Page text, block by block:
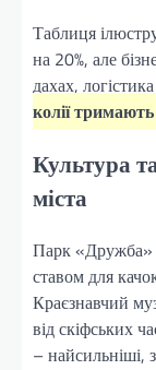
Таблиця
на 20%, але
дахах,
колії
Культура
міста
Парк «Дружба»
ставом для
Краєзнавчий
від скіфських
– найсильніші,